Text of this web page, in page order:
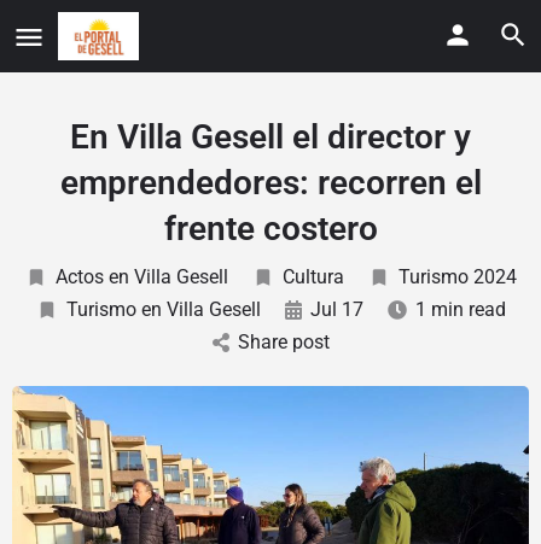
En Villa Gesell el director y
emprendedores: recorren el
frente costero
Actos en Villa Gesell Cultura
Turismo 2024
Turismo en Villa Gesell
Jul 17
1 min read
Share post